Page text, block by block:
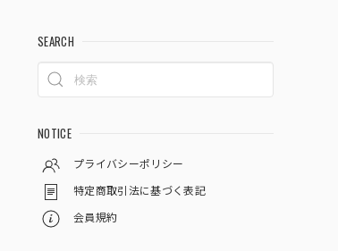
SEARCH
NOTICE
プライバシーポリシー
特定商取引法に基づく表記
会員規約